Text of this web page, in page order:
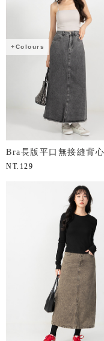
+Colours
Bra長版平口無接縫背心
NT. 129